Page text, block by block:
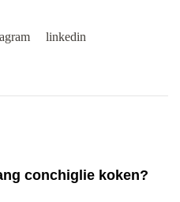
linkedin
conchiglie koken?